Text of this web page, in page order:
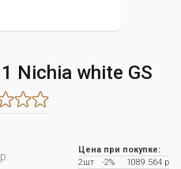
Nichia white GS
Цена при покупке:
2шт
-2%
1089.564 р